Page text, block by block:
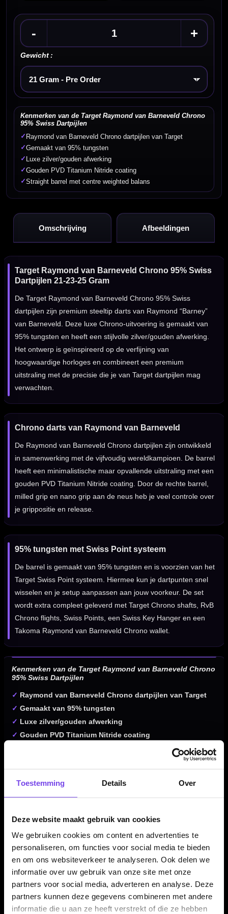
Toestemming Details Over
Deze website maakt gebruik van cookies
We gebruiken cookies om content en advertenties te
personaliseren, om functies voor social media te bieden
en om ons websiteverkeer te analyseren. Ook delen we
informatie over uw gebruik van onze site met onze
partners voor social media, adverteren en analyse. Deze
partners kunnen deze gegevens combineren met andere
informatie die u aan ze heeft verstrekt of die ze hebben
- +
Gewicht :
Kies een optie
Kenmerken van de Target Raymond van Barneveld Chrono
95% Swiss Dartpijlen
✓ Raymond van Barneveld Chrono dartpijlen van Target
✓Gemaakt van 95% tungsten
✓ Luxe zilver/gouden afwerking
✓Gouden PVD Titanium Nitride coating
✓Straight barrel met centre weighted balans
Omschrijving Afbeeldingen
Target Raymond van Barneveld Chrono 95% Swiss
Dartpijlen 21-23-25 Gram
De Target Raymond van Barneveld Chrono 95% Swiss
dartpijlen zijn premium steeltip darts van Raymond “Barney”
van Barneveld. Deze luxe Chrono-uitvoering is gemaakt van
95% tungsten en heeft een stijlvolle zilver/gouden afwerking.
Het ontwerp is geïnspireerd op de verfijning van
hoogwaardige horloges en combineert een premium
uitstraling met de precisie die je van Target dartpijlen mag
verwachten.
Chrono darts van Raymond van Barneveld
De Raymond van Barneveld Chrono dartpijlen zijn ontwikkeld
in samenwerking met de vijfvoudig wereldkampioen. De barrel
heeft een minimalistische maar opvallende uitstraling met een
gouden PVD Titanium Nitride coating. Door de rechte barrel,
milled grip en nano grip aan de neus heb je veel controle over
je grippositie en release.
95% tungsten met Swiss Point systeem
De barrel is gemaakt van 95% tungsten en is voorzien van het
Target Swiss Point systeem. Hiermee kun je dartpunten snel
wisselen en je setup aanpassen aan jouw voorkeur. De set
wordt extra compleet geleverd met Target Chrono shafts, RvB
Chrono flights, Swiss Points, een Swiss Key Hanger en een
Takoma Raymond van Barneveld Chrono wallet.
Kenmerken van de Target Raymond van Barneveld Chrono
95% Swiss Dartpijlen
✓ Raymond van Barneveld Chrono dartpijlen van Target
✓ Gemaakt van 95% tungsten
✓ Luxe zilver/gouden afwerking
✓ Gouden PVD Titanium Nitride coating
Verkrijgbaar in 21, 23 en 25 gram
Dartpijl Materiaal:
95% Tungsten
Dartpijl Gewicht:21-23-25 Gram
Dartpijl Kleur:Zilver / Goud
Barrel profiel:Straight / recht